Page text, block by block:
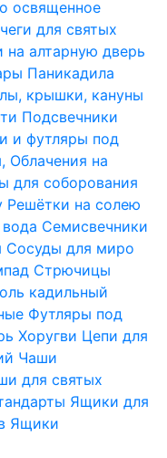
освященное
для святых
на алтарную дверь
Паникадила
крышки, кануны
Подсвечники
и футляры под
Облачения на
для соборования
Решётки на солею
Семисвечники
Сосуды для миро
Стрючицы
кадильный
Футляры под
Хоругви Цепи для
Чаши
для святых
Ящики для
Ящики